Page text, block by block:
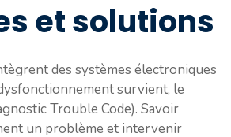
et solutions
des systèmes électroniques
survient, le
Trouble Code). Savoir
un problème et intervenir